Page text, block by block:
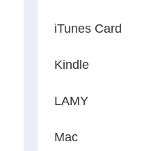
iTunes Card
Kindle
LAMY
Mac